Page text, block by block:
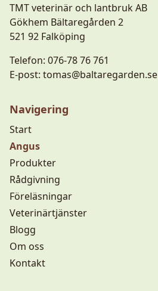
TMT veterinär och lantbruk AB
Gökhem Bältaregården 2
521 92 Falköping
Telefon: 076-78 76 761
E-post: tomas@baltaregarden.se
Navigering
Start
Angus
Produkter
Rådgivning
Föreläsningar
Veterinärtjänster
Blogg
Om oss
Kontakt